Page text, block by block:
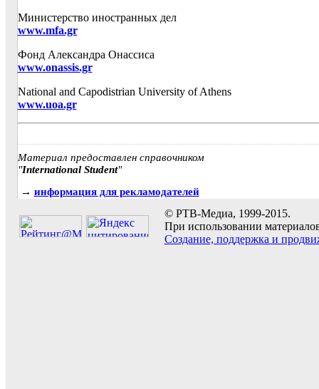
Министерство иностранных дел
www.mfa.gr
Фонд Александра Онассиса
www.onassis.gr
National and Capodistrian University of Athens
www.uoa.gr
Материал предоставлен справочником
"International Student"
→ информация для рекламодателей
© РТВ-Медиа, 1999-2015.
При использовании
Создание, поддержка и